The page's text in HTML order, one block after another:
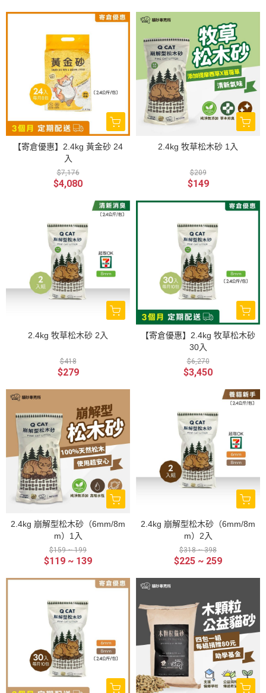
【寄倉優惠】2.4kg 黃金砂 24
入
$7,176
$4,080
2.4kg 牧草松木砂 1入
$209
$149
2.4kg 牧草松木砂 2入
$418
$279
【寄倉優惠】2.4kg 牧草松木砂
30入
$6,270
$3,450
2.4kg 崩解型松木砂（6mm/8m
m）1入
$159 ~ 199
$119 ~ 139
2.4kg 崩解型松木砂（6mm/8m
m）2入
$318 ~ 398
$225 ~ 259